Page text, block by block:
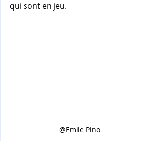
qui sont en jeu.
@Emile Pino